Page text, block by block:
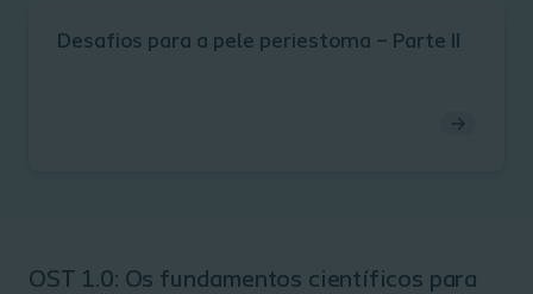
Desafios para a pele periestoma – Parte II
OST 1.0: Os fundamentos científicos para